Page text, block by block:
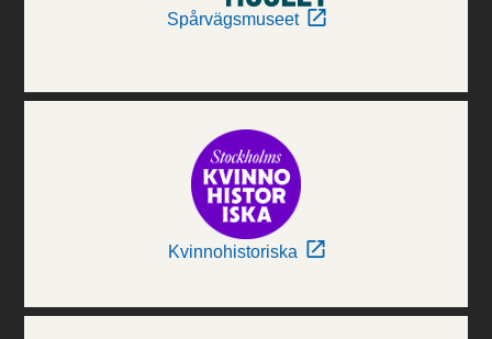
Spårvägsmuseet
Kvinnohistoriska